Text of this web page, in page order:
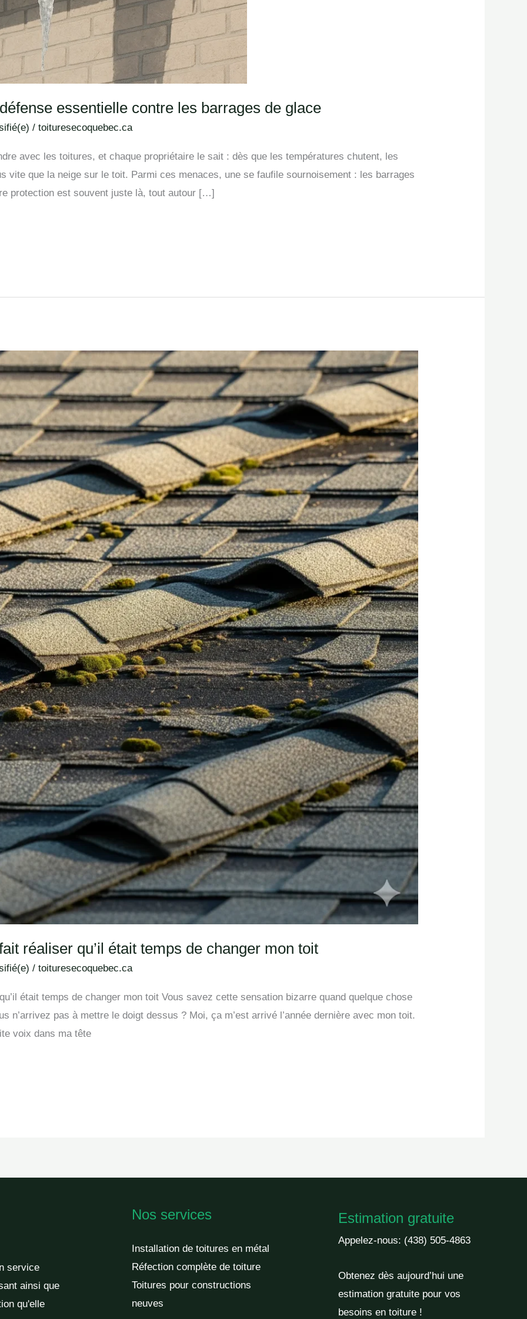
essentielle contre les barrages de glace
/toituresecoquebec.ca
avec les toitures, et chaque propriétaire le sait : dès que les températures chutent, les
vite que la neige sur le toit. Parmi ces menaces, une se faufile sournoisement : les barrages
protection est souvent juste là, tout autour […]
réaliser qu’il était temps de changer mon toit
/toituresecoquebec.ca
était temps de changer mon toit Vous savez cette sensation bizarre quand quelque chose
n’arrivez pas à mettre le doigt dessus ? Moi, ça m’est arrivé l’année dernière avec mon toit.
voix dans ma tête
service
ainsi que
qu'elle
Nos services
Installation de toitures en métal
Réfection complète de toiture
Toitures pour constructions
neuves
Estimation gratuite
Appelez-nous: (438) 505-4863
Obtenez dès aujourd’hui une
estimation gratuite pour vos
besoins en toiture !